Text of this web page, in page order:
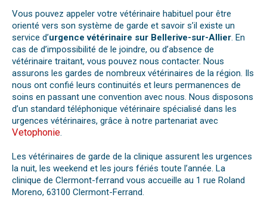
Vous pouvez appeler votre vétérinaire habituel pour être
orienté vers son système de garde et savoir s’il existe un
service d’urgence vétérinaire sur Bellerive-sur-Allier. En
cas de d’impossibilité de le joindre, ou d’absence de
vétérinaire traitant, vous pouvez nous contacter. Nous
assurons les gardes de nombreux vétérinaires de la région. Ils
nous ont confié leurs continuités et leurs permanences de
soins en passant une convention avec nous. Nous disposons
d’un standard téléphonique vétérinaire spécialisé dans les
urgences vétérinaires, grâce à notre partenariat avec
Vetophonie.
Les vétérinaires de garde de la clinique assurent les urgences
la nuit, les weekend et les jours fériés toute l’année. La
clinique de Clermont-ferrand vous accueille au 1 rue Roland
Moreno, 63100 Clermont-Ferrand.